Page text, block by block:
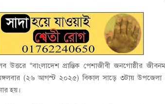
“বাংলাদেশ প্রান্তিক পেশাজীবী জনগোষ্ঠীর
(২৬ আগস্ট ২০২৫) বিকাল সাড়ে ৩টায়
হয়।